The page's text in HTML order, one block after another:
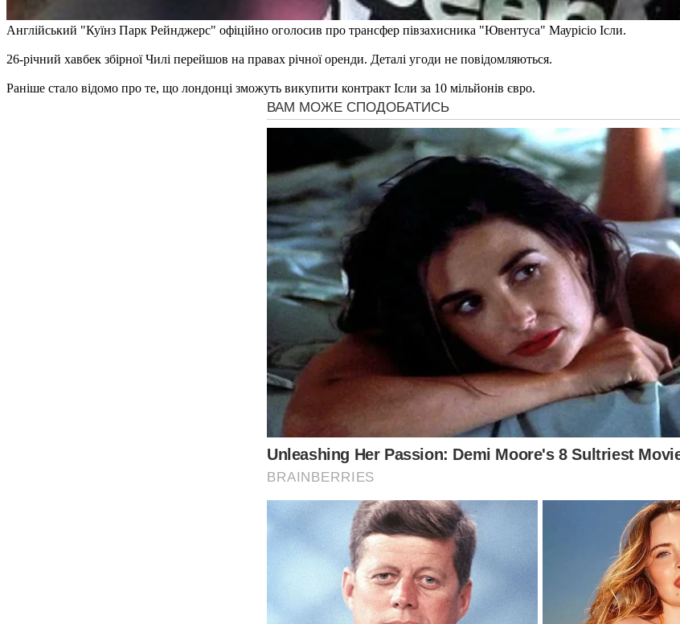
Англійський "Куїнз Парк Рейнджерс" офіційно оголосив про трансфер півзахисника "Ювентуса" Маурісіо Ісли.
26-річний хавбек збірної Чилі перейшов на правах річної оренди. Деталі угоди не повідомляються.
Раніше стало відомо про те, що лондонці зможуть викупити контракт Ісли за 10 мільйонів євро.